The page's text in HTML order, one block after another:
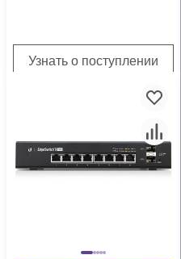
Узнать о поступлении